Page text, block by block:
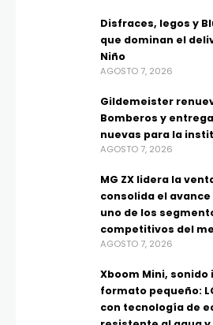
Disfraces, legos y
que dominan el
Niño
AGOSTO 7, 2026
Gildemeister
Bomberos y
nuevas para la
AGOSTO 7, 2026
MG ZX lidera la
consolida el avance
uno de los
competitivos del
AGOSTO 7, 2026
Xboom Mini,
formato pequeño:
con tecnología de